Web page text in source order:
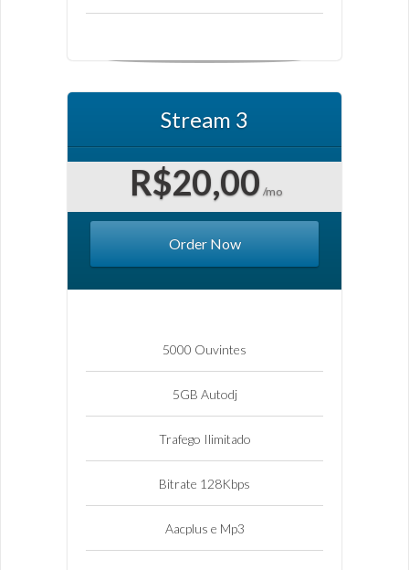
Stream 3
R$20,00 /mo
Order Now
5000 Ouvintes
5GB Autodj
Trafego Ilimitado
Bitrate 128Kbps
Aacplus e Mp3